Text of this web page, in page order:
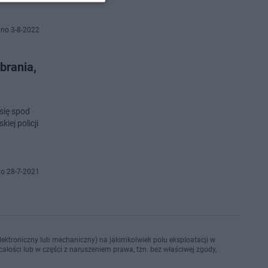
3-8-2022
spod
policji
28-7-2021
lub mechaniczny) na jakimkolwiek polu eksploatacji w
lub w części z naruszeniem prawa, tzn. bez właściwej zgody,